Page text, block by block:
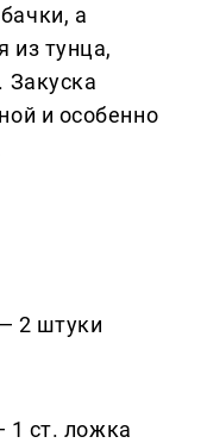
а
из тунца,
Закуска
и особенно
2 штуки
1 ст. ложка